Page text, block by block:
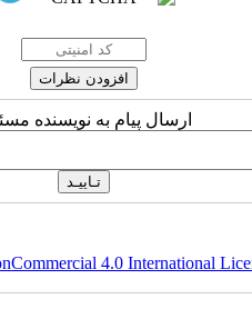
ارسال پیام به نویسنده
4.0 International